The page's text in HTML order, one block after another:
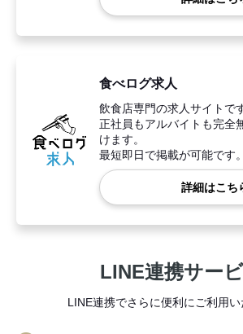
食べログ求人
飲食店専門の求人サイトで
正社員もアルバイトも完全
けます。
最短即日で掲載が可能です。
詳細はこち
LINE連携サー
LINE連携でさらに便利にご利用